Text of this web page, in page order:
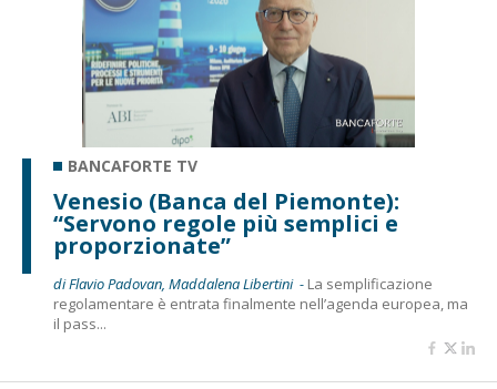
BANCAFORTE TV
Venesio (Banca del Piemonte):
“Servono regole più semplici e
proporzionate”
di Flavio Padovan, Maddalena Libertini - La semplificazione
regolamentare è entrata finalmente nell’agenda europea, ma
il pass...